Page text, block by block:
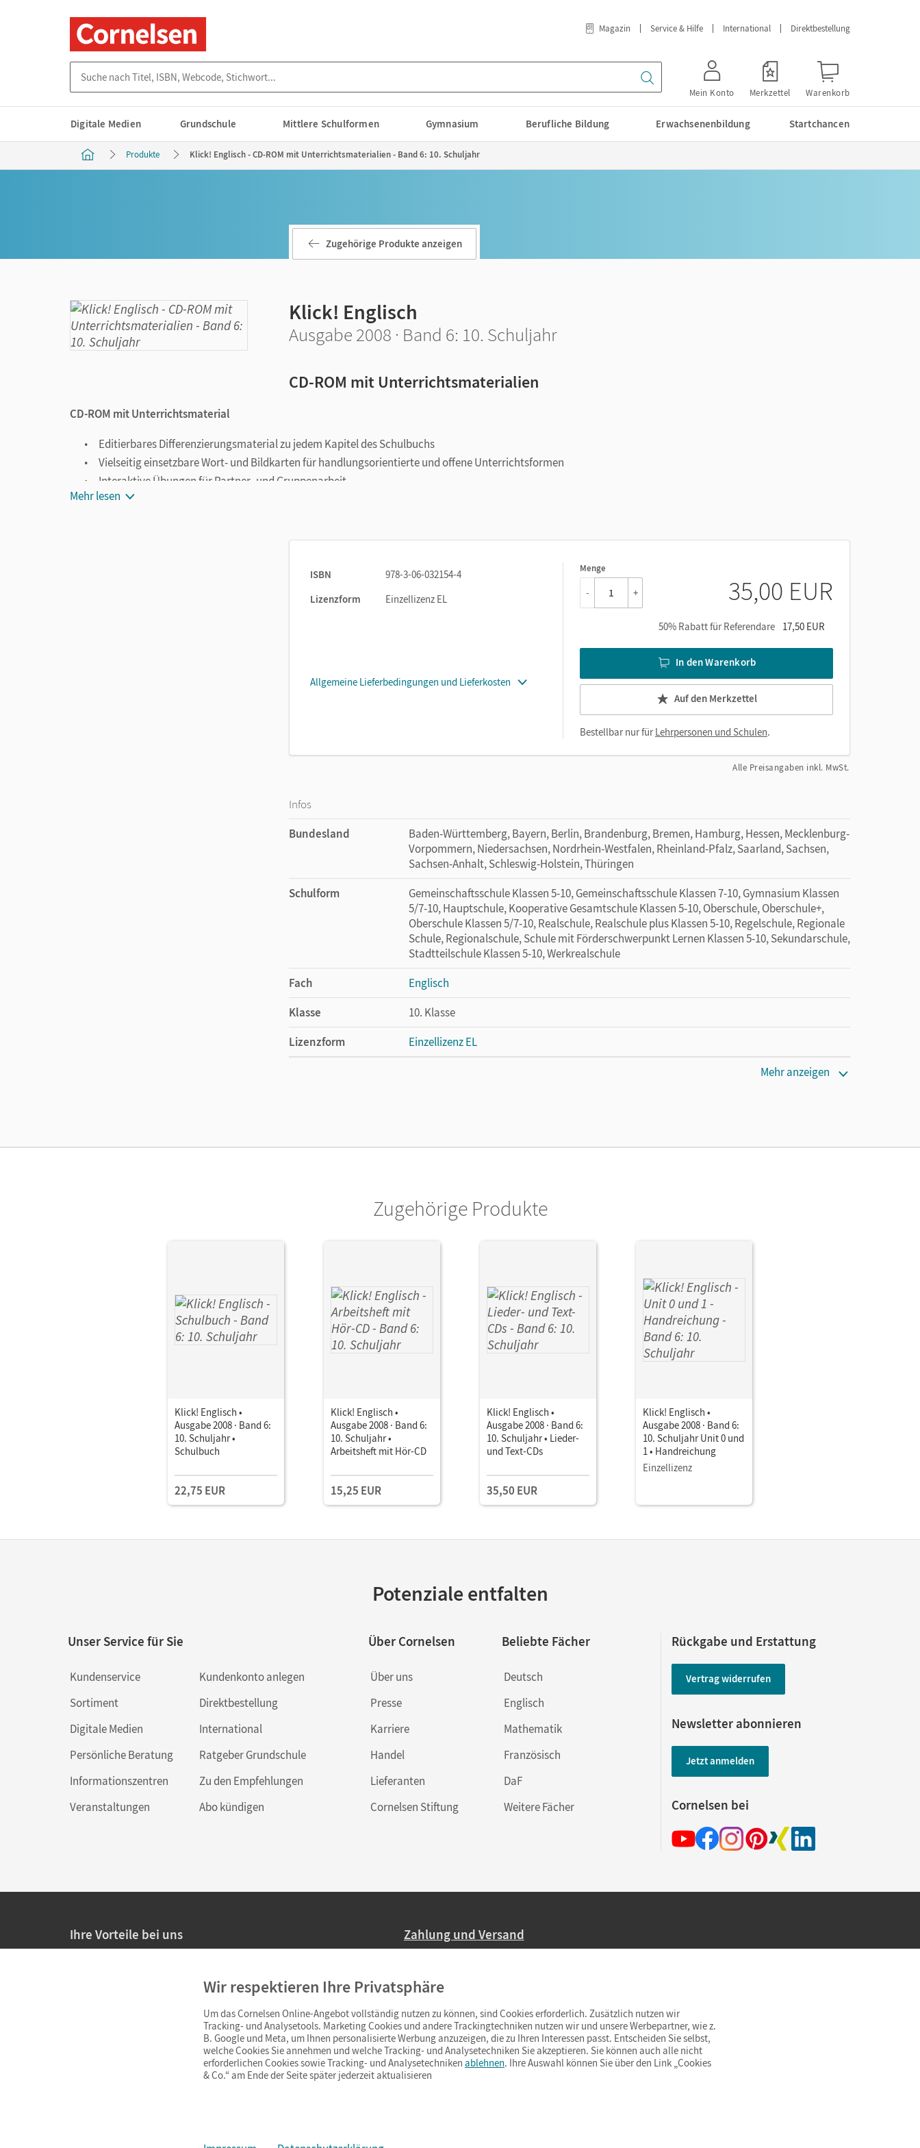
Magazin Service & Hilfe International Direktbestellung
Mein Konto Merkzettel Warenkorb
Digitale Medien Grundschule Mittlere Schulformen Gymnasium Berufliche Bildung Erwachsenenbildung Startchancen
Produkte Klick! Englisch - CD-ROM mit Unterrichtsmaterialien - Band 6: 10. Schuljahr
Zugehörige Produkte anzeigen
Klick! Englisch
Ausgabe 2008 · Band 6: 10. Schuljahr
CD-ROM mit Unterrichtsmaterialien
CD-ROM mit Unterrichtsmaterial
Editierbares Differenzierungsmaterial zu jedem Kapitel des Schulbuchs
Vielseitig einsetzbare Wort- und Bildkarten für handlungsorientierte und offene Unterrichtsformen
Interaktive Übungen für Partner- und Gruppenarbeit
Vorschläge zur Lernstandserhebung
Mehr lesen
ISBN
978-3-06-032154-4
Lizenzform
Einzellizenz EL
Allgemeine Lieferbedingungen und Lieferkosten
Menge
1
- + 35,00 EUR
50% Rabatt für Referendare 17,50 EUR
In den Warenkorb
Auf den Merkzettel
Bestellbar nur fürLehrpersonen und Schulen.
Alle Preisangaben inkl. MwSt.
Infos
Bundesland
Baden-Württemberg, Bayern, Berlin, Brandenburg, Bremen, Hamburg, Hessen, Mecklenburg-
Vorpommern, Niedersachsen, Nordrhein-Westfalen, Rheinland-Pfalz, Saarland, Sachsen,
Sachsen-Anhalt, Schleswig-Holstein, Thüringen
Schulform
Gemeinschaftsschule Klassen 5-10, Gemeinschaftsschule Klassen 7-10, Gymnasium Klassen
5/7-10, Hauptschule, Kooperative Gesamtschule Klassen 5-10, Oberschule, Oberschule+,
Oberschule Klassen 5/7-10, Realschule, Realschule plus Klassen 5-10, Regelschule, Regionale
Schule, Regionalschule, Schule mit Förderschwerpunkt Lernen Klassen 5-10, Sekundarschule,
Stadtteilschule Klassen 5-10, Werkrealschule
Fach
Englisch
Klasse
10. Klasse
Lizenzform
Einzellizenz EL
Office Word ab 2003, MAC OS X ab Version 10.2.8, Mac mit CD-ROM-Laufwerk, Office Word ab
Mehr anzeigen
Zugehörige Produkte
Klick! Englisch •
Ausgabe 2008 · Band 6:
10. Schuljahr •
Schulbuch
22,75 EUR
Klick! Englisch •
Ausgabe 2008 · Band 6:
10. Schuljahr •
Arbeitsheft mit Hör-CD
15,25 EUR
Klick! Englisch •
Ausgabe 2008 · Band 6:
10. Schuljahr • Lieder-
und Text-CDs
35,50 EUR
Klick! Englisch •
Ausgabe 2008 · Band 6:
10. Schuljahr Unit 0 und
1 • Handreichung
Einzellizenz
Potenziale entfalten
Unser Service für Sie
Kundenservice
Sortiment
Digitale Medien
Persönliche Beratung
Informationszentren
Veranstaltungen
Kundenkonto anlegen
Direktbestellung
International
Ratgeber Grundschule
Zu den Empfehlungen
Abo kündigen
Über Cornelsen
Über uns
Presse
Karriere
Handel
Lieferanten
Cornelsen Stiftung
Beliebte Fächer
Deutsch
Englisch
Mathematik
Französisch
DaF
Weitere Fächer
Rückgabe und Erstattung
Vertrag widerrufen
Newsletter abonnieren
Jetzt anmelden
Cornelsen bei
Ihre Vorteile bei uns
Persönliche Angebote für Lehrkräfte
Sicheres Einkaufen mit SSL-Verschlüsselung
Widerrufsfristvon 4 Wochen
Schnelle und einfache Retourenabwicklung
Zahlung und Versand
Ab 59,– EUR Bestellwert liefern wir versandkostenfrei innerhalb Deutschlands
(Lieferung in 3–6 Tagen).
Wir respektieren Ihre Privatsphäre
Um das Cornelsen Online-Angebot vollständig nutzen zu können, sind Cookies erforderlich. Zusätzlich nutzen wir
Tracking- und Analysetools. Marketing Cookies und andere Trackingtechniken nutzen wir und unsere Werbepartner, wie z.
B. Google und Meta, um Ihnen personalisierte Werbung anzuzeigen, die zu Ihren Interessen passt. Entscheiden Sie selbst,
welche Cookies Sie annehmen und welche Tracking- und Analysetechniken Sie akzeptieren. Sie können auch alle nicht
erforderlichen Cookies sowie Tracking- und Analysetechniken ablehnen. Ihre Auswahl können Sie über den Link „Cookies
& Co.“ am Ende der Seite später jederzeit aktualisieren